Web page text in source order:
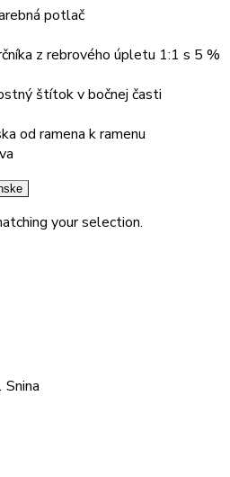
potlač
z rebrového úpletu 1:1 s 5 %
štítok v bočnej časti
od ramena k ramenu
your selection.